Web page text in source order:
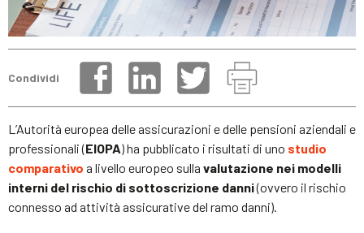
Condividi
L’Autorità europea delle assicurazioni e delle pensioni aziendali e
professionali (EIOPA) ha pubblicato i risultati di uno studio
comparativo a livello europeo sulla valutazione nei modelli
interni del rischio di sottoscrizione danni(ovvero il rischio
connesso ad attività assicurative del ramo danni).